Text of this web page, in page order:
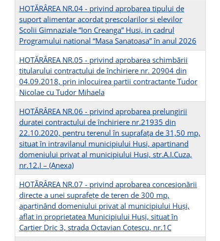
HOTĂRÂREA NR.04 - privind aprobarea tipului de
suport alimentar acordat prescolarilor si elevilor
Scolii Gimnaziale “Ion Creanga” Husi, in cadrul
Programului national “Masa Sanatoasa” în anul 2026
HOTĂRÂREA NR.05 - privind aprobarea schimbării
titularului contractului de închiriere nr. 20904 din
04.09.2018, prin inlocuirea partii contractante Tudor
Nicolae cu Tudor Mihaela
HOTĂRÂREA NR.06 - privind aprobarea prelungirii
duratei contractului de închiriere nr.21935 din
22.10.2020, pentru terenul în suprafaţa de 31,50 mp,
situat în intravilanul municipiului Husi, apartinand
domeniului privat al municipiului Husi, str.A.I.Cuza,
nr.12.I – (Anexa)
HOTĂRÂREA NR.07 - privind aprobarea concesionării
directe a unei suprafeţe de teren de 300 mp,
aparţinând domeniului privat al municipiului Huşi,
aflat in proprietatea Municipiului Huşi, situat în
Cartier Dric 3, strada Octavian Cotescu, nr.1C